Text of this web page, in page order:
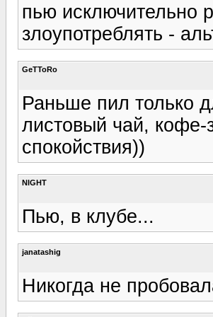
пью исключительно
злоупотреблять -
GeTToRo
Раньше пил только
листовый чай, кофе-
спокойствия))
NIGHT
Пью, в клубе...
janatashig
Никогда не